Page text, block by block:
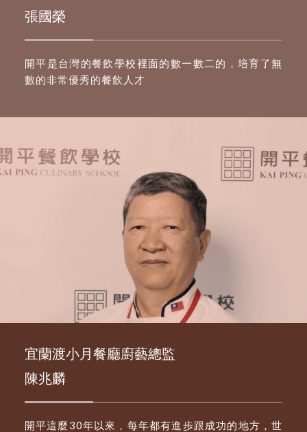
張國榮
開平是台灣的餐飲學校裡面的數一數二的，培育了無
數的非常優秀的餐飲人才
宜蘭渡小月餐廳廚藝總監
陳兆麟
開平這麼30年以來，每年都有進歩跟成功的地方，世